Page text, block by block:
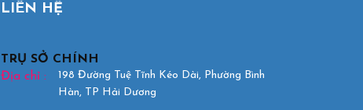
LIÊN HỆ
TRỤ SỞ CHÍNH
Địa chỉ :
198 Đường Tuệ Tĩnh Kéo Dài, Phường Bình
Hàn, TP Hải Dương